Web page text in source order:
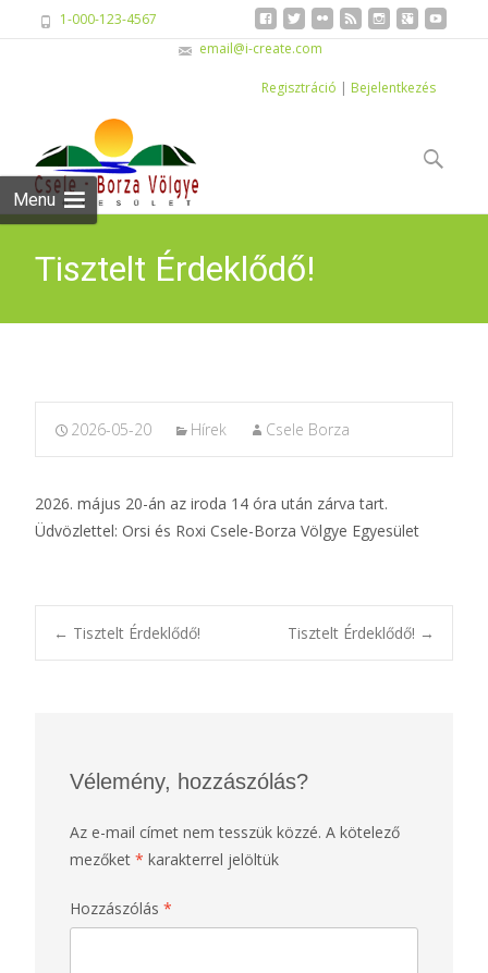
1-000-123-4567
email@i-create.com
Regisztráció | Bejelentkezés
Menu
to
content
Keresés:
Tisztelt Érdeklődő!
2026-05-20 Hírek Csele Borza
2026. május 20-án az iroda 14 óra után zárva tart.
Üdvözlettel: Orsi és Roxi Csele-Borza Völgye Egyesület
Post
← Tisztelt Érdeklődő! Tisztelt Érdeklődő! →
Vélemény, hozzászólás?
Az e-mail címet nem tesszük közzé. A kötelező
mezőket * karakterrel jelöltük
Hozzászólás *